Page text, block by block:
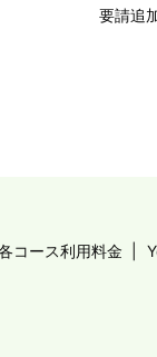
要請追
コース利用料金